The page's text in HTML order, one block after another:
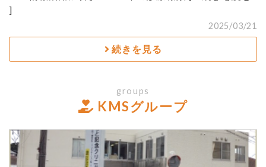
]
2025/03/21
続きを見る
groups
KMSグループ